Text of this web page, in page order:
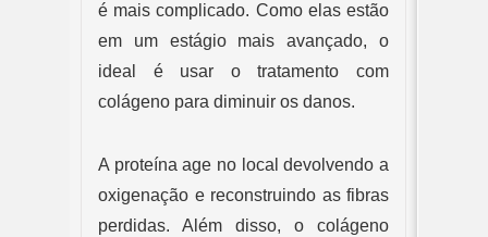
é mais complicado. Como elas estão
em um estágio mais avançado, o
ideal é usar o tratamento com
colágeno para diminuir os danos.
A proteína age no local devolvendo a
oxigenação e reconstruindo as fibras
perdidas. Além disso, o colágeno